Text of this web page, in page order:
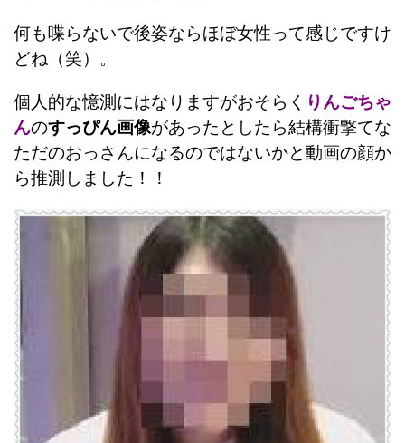
何も喋らないで後姿ならほぼ女性って感じですけ
どね（笑）。
個人的な憶測にはなりますがおそらく りんごちゃ
んのすっぴん画像があったとしたら結構衝撃てな
ただのおっさんになるのではないかと動画の顔か
ら推測しました！！